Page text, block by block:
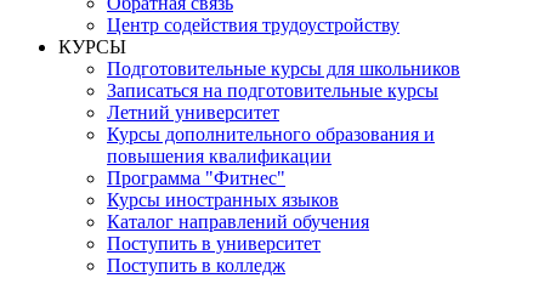
Центр содействия трудоустройству
КУРСЫ
Подготовительные курсы для школьников
Записаться на подготовительные курсы
Летний университет
Курсы дополнительного образования и
повышения квалификации
Программа "Фитнес"
Курсы иностранных языков
Каталог направлений обучения
Поступить в университет
Поступить в колледж